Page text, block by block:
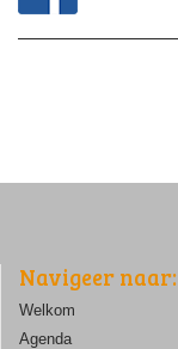
Navigeer naar:
Welkom
Agenda